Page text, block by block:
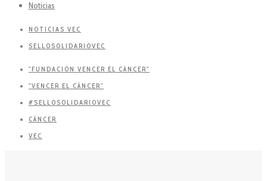
Noticias
NOTICIAS VEC
SELLOSOLIDARIOVEC
"FUNDACIÓN VENCER EL CÁNCER"
"VENCER EL CÁNCER"
#SELLOSOLIDARIOVEC
CÁNCER
VEC